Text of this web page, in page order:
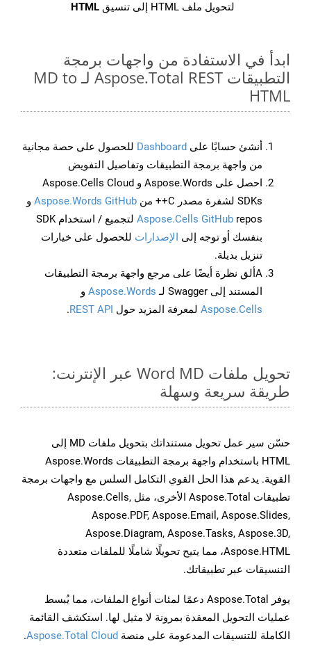
لتحويل ملف HTML إلى تنسيق
HTML
ابدأ في الاستفادة من واجهات برمجة
التطبيقات Aspose.Total REST لـ MD to
HTML
أنشئ حسابًا على Dashboard للحصول على حصة مجانية
من واجهة برمجة التطبيقات وتفاصيل التفويض
احصل على Aspose.Words و Aspose.Cells Cloud
SDKs لشفرة مصدر C++ من
Aspose.Words GitHub و
Aspose.Cells GitHub
repos لتجميع / استخدام SDK
بنفسك أو توجه إلى الإصدارات للحصول على خيارات
تنزيل بديلة.
Aألق نظرة أيضًا على مرجع واجهة برمجة التطبيقات
المستند إلى Swagger لـ
Aspose.Words و
Aspose.Cells لمعرفة المزيد حول REST API
.
تحويل ملفات Word MD عبر الإنترنت:
طريقة سريعة وسهلة
حسّن سير عمل تحويل مستنداتك بتحويل ملفات MD إلى
HTML باستخدام واجهة برمجة التطبيقات Aspose.Words
القوية. يدعم هذا الحل القوي التكامل السلس مع واجهات برمجة
تطبيقات Aspose.Total الأخرى، مثل Aspose.Cells,
Aspose.PDF, Aspose.Email, Aspose.Slides,
Aspose.Diagram, Aspose.Tasks, Aspose.3D,
Aspose.HTML، مما يتيح تحويلًا شاملًا للملفات متعددة
التنسيقات عبر تطبيقاتك.
يوفر Aspose.Total دعمًا لمئات أنواع الملفات، مما يُبسط
عمليات التحويل المعقدة بمرونة لا مثيل لها. استكشف القائمة
الكاملة للتنسيقات المدعومة على منصة Aspose.Total Cloud
.